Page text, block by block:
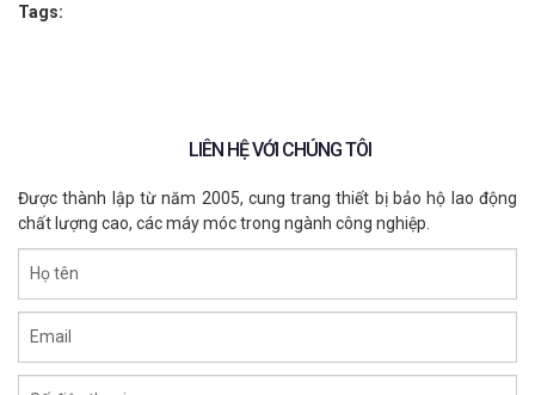
Tags:
LIÊN HỆ VỚI CHÚNG TÔI
Được thành lập từ năm 2005, cung trang thiết bị bảo hộ lao động
chất lượng cao, các máy móc trong ngành công nghiệp.
Họ tên
Email